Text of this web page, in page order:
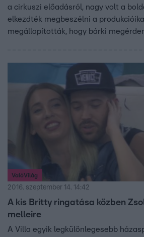
a cirkuszi előadásról, nagy volt a
elkezdték megbeszélni a
megállapították, hogy bárki
ValóVilág
2016. szeptember 14. 14:42
A kis Britty ringatása közben
melleire
A Villa egyik legkülönlegesebb